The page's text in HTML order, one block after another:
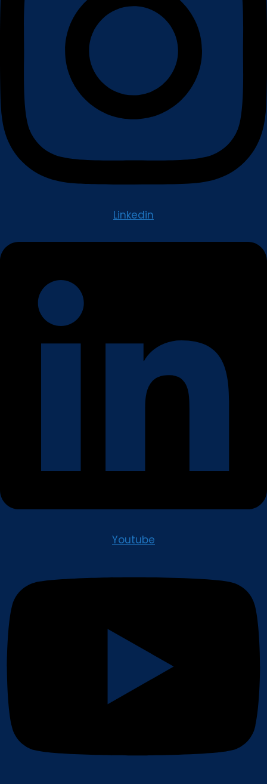
Linkedin
Youtube